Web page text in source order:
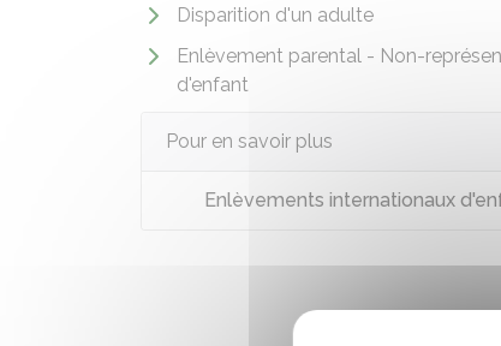
Disparition d'un adulte
Enlèvement parental - Non-
d'enfant
Pour en savoir plus
Enlèvements internationaux